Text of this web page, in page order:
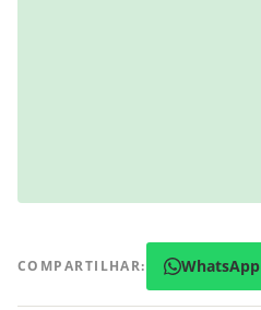
COMPARTILHAR: WhatsApp